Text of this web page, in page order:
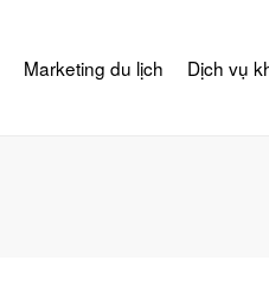
Marketing du lịch Dịch vụ